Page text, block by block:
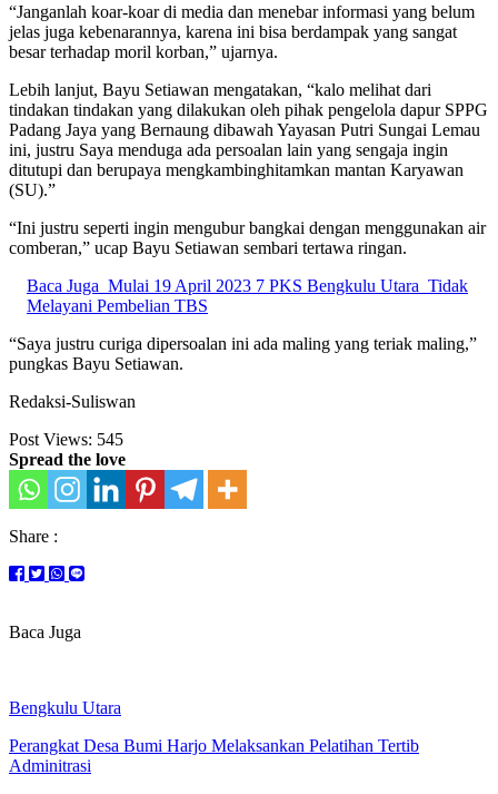
“Janganlah koar-koar di media dan menebar informasi yang belum
jelas juga kebenarannya, karena ini bisa berdampak yang sangat
besar terhadap moril korban,” ujarnya.
Lebih lanjut, Bayu Setiawan mengatakan, “kalo melihat dari
tindakan tindakan yang dilakukan oleh pihak pengelola dapur SPPG
Padang Jaya yang Bernaung dibawah Yayasan Putri Sungai Lemau
ini, justru Saya menduga ada persoalan lain yang sengaja ingin
ditutupi dan berupaya mengkambinghitamkan mantan Karyawan
(SU).”
“Ini justru seperti ingin mengubur bangkai dengan menggunakan air
comberan,” ucap Bayu Setiawan sembari tertawa ringan.
Baca Juga Mulai 19 April 2023 7 PKS Bengkulu Utara Tidak
Melayani Pembelian TBS
“Saya justru curiga dipersoalan ini ada maling yang teriak maling,”
pungkas Bayu Setiawan.
Redaksi-Suliswan
Post Views: 545
Spread the love
Share :
Baca Juga
Bengkulu Utara
Perangkat Desa Bumi Harjo Melaksankan Pelatihan Tertib
Adminitrasi